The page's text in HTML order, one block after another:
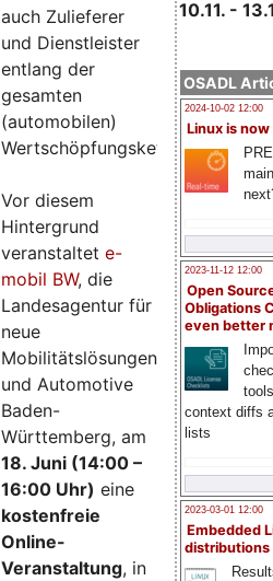
10.11. -
OSADL
2024-10-02 12:00
Linux is now
2023-11-12 12:00
Open
Obligations
even better
context diffs
lists
2023-03-01 12:00
Embedded
distributions
auch Zulieferer
und Dienstleister
entlang der
gesamten
(automobilen)
Wertschöpfungskette.
Vor diesem
Hintergrund
veranstaltet e-
mobil BW, die
Landesagentur für
neue
Mobilitätslösungen
und Automotive
Baden-
Württemberg, am
18. Juni (14:00 –
16:00 Uhr) eine
kostenfreie
Online-
Veranstaltung, in